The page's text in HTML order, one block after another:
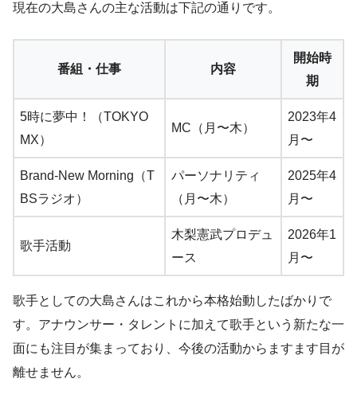
現在の大島さんの主な活動は下記の通りです。
番組・仕事 内容
開始時
期
5時に夢中！（TOKYO
MX）
MC（月〜木）
2023年4
月〜
Brand-New Morning（T
BSラジオ）
パーソナリティ
（月〜木）
2025年4
月〜
歌手活動
木梨憲武プロデュ
ース
2026年1
月〜
歌手としての大島さんはこれから本格始動したばかりで
す。アナウンサー・タレントに加えて歌手という新たな一
面にも注目が集まっており、今後の活動からますます目が
離せません。